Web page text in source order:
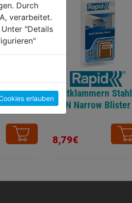
Stahl
Heftklammern Stahl
BMN Narrow Blister
8,79€
Durch
verarbeitet.
"Details
erlauben